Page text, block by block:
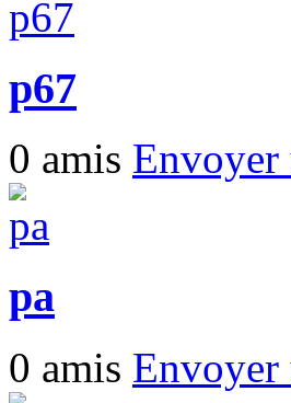
p67
0 amis Envoyer
pa
0 amis Envoyer